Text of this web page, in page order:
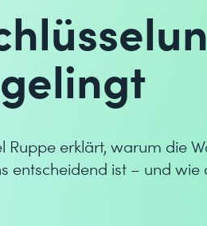
Ruppe erklärt, warum die
entscheidend ist – und